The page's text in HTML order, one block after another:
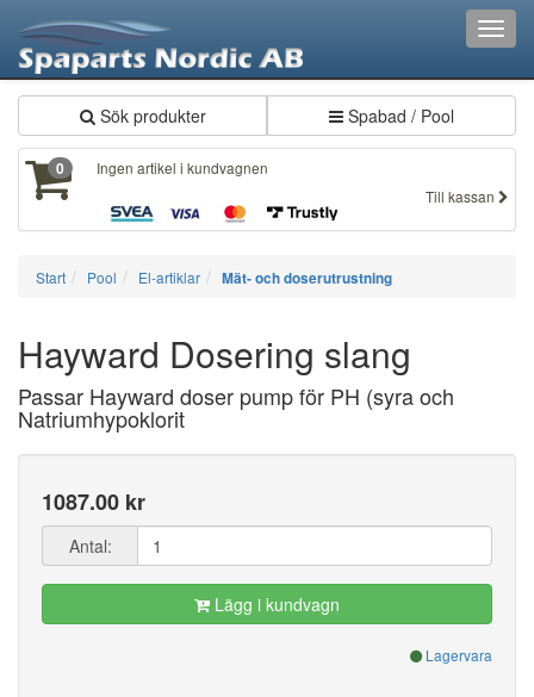
Sök produkter Spabad / Pool
0
Ingen artikel i kundvagnen
Till kassan
Start Pool El-artiklar Mät- och doserutrustning
Hayward Dosering slang
Passar Hayward doser pump för PH (syra och
Natriumhypoklorit
1087.00 kr
Antal:
Lägg i kundvagn
Lagervara